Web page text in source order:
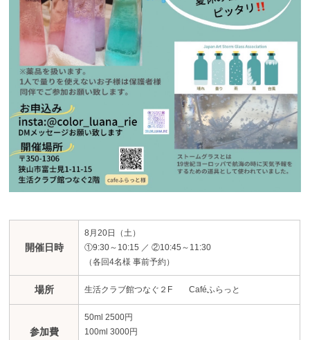
開催日時
8月20日（土）
①9:30～10:15 ／ ②10:45～11:30
（各回4名様 事前予約）
場所 生活クラブ館つなぐ２F Caféふらっと
参加費
50ml 2500円
100ml 3000円